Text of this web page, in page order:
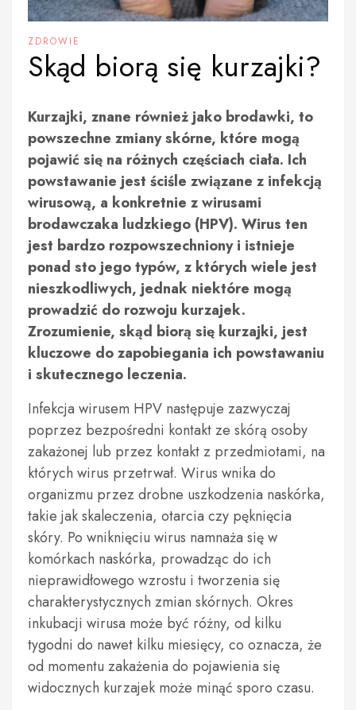
ZDROWIE
Skąd biorą się kurzajki?
Kurzajki, znane również jako brodawki, to
powszechne zmiany skórne, które mogą
pojawić się na różnych częściach ciała. Ich
powstawanie jest ściśle związane z infekcją
wirusową, a konkretnie z wirusami
brodawczaka ludzkiego (HPV). Wirus ten
jest bardzo rozpowszechniony i istnieje
ponad sto jego typów, z których wiele jest
nieszkodliwych, jednak niektóre mogą
prowadzić do rozwoju kurzajek.
Zrozumienie, skąd biorą się kurzajki, jest
kluczowe do zapobiegania ich powstawaniu
i skutecznego leczenia.
Infekcja wirusem HPV następuje zazwyczaj
poprzez bezpośredni kontakt ze skórą osoby
zakażonej lub przez kontakt z przedmiotami, na
których wirus przetrwał. Wirus wnika do
organizmu przez drobne uszkodzenia naskórka,
takie jak skaleczenia, otarcia czy pęknięcia
skóry. Po wniknięciu wirus namnaża się w
komórkach naskórka, prowadząc do ich
nieprawidłowego wzrostu i tworzenia się
charakterystycznych zmian skórnych. Okres
inkubacji wirusa może być różny, od kilku
tygodni do nawet kilku miesięcy, co oznacza, że
od momentu zakażenia do pojawienia się
widocznych kurzajek może minąć sporo czasu.